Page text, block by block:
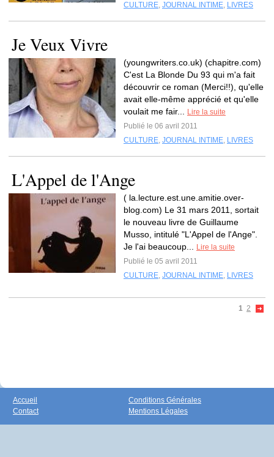
CULTURE, JOURNAL INTIME, LIVRES
Je Veux Vivre
(youngwriters.co.uk) (chapitre.com)
C'est La Blonde Du 93 qui m'a fait
découvrir ce roman (Merci!!), qu'elle
avait elle-même apprécié et qu'elle
voulait me fair...
Lire la suite
Publié le 06 avril 2011
CULTURE, JOURNAL INTIME, LIVRES
L'Appel de l'Ange
( la.lecture.est.une.amitie.over-
blog.com) Le 31 mars 2011, sortait
le nouveau livre de Guillaume
Musso, intitulé "L'Appel de l'Ange".
Je l'ai beaucoup...
Lire la suite
Publié le 05 avril 2011
CULTURE, JOURNAL INTIME, LIVRES
1 2
Accueil
Contact
Conditions Générales
Mentions Légales